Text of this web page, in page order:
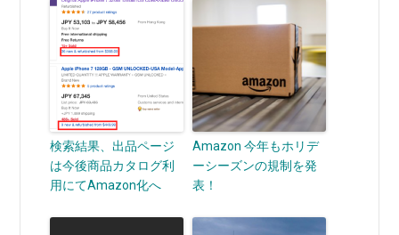
検索結果、出品ページ
は今後商品カタログ利
用にてAmazon化へ
Amazon 今年もホリデ
ーシーズンの規制を発
表！